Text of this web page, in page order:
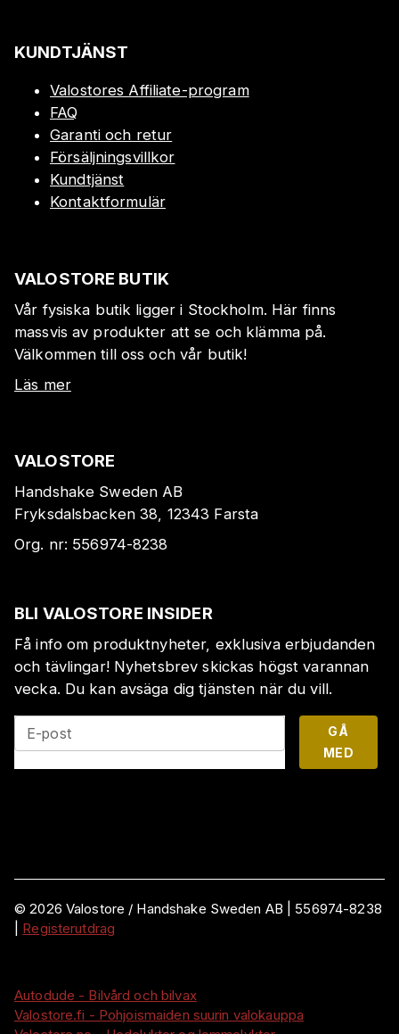
KUNDTJÄNST
Valostores Affiliate-program
FAQ
Garanti och retur
Försäljningsvillkor
Kundtjänst
Kontaktformulär
VALOSTORE BUTIK
Vår fysiska butik ligger i Stockholm. Här finns
massvis av produkter att se och klämma på.
Välkommen till oss och vår butik!
Läs mer
VALOSTORE
Handshake Sweden AB
Fryksdalsbacken 38, 12343 Farsta
Org. nr: 556974-8238
BLI VALOSTORE INSIDER
Få info om produktnyheter, exklusiva erbjudanden
och tävlingar! Nyhetsbrev skickas högst varannan
vecka. Du kan avsäga dig tjänsten när du vill.
E-post
GÅ
MED
©2026 Valostore / Handshake Sweden AB
556974-8238
Registerutdrag
Autodude - Bilvård och bilvax
Valostore.fi - Pohjoismaiden suurin valokauppa